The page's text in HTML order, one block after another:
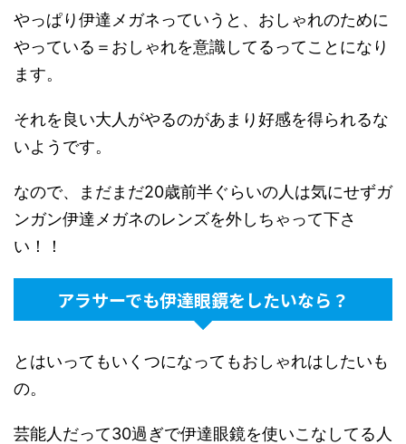
やっぱり伊達メガネっていうと、おしゃれのために
やっている＝おしゃれを意識してるってことになり
ます。
それを良い大人がやるのがあまり好感を得られるな
いようです。
なので、まだまだ20歳前半ぐらいの人は気にせずガ
ンガン伊達メガネのレンズを外しちゃって下さ
い！！
アラサーでも伊達眼鏡をしたいなら？
とはいってもいくつになってもおしゃれはしたいも
の。
芸能人だって30過ぎで伊達眼鏡を使いこなしてる人